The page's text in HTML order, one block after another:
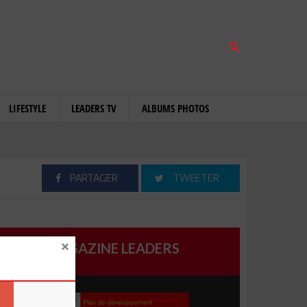
LIFESTYLE LEADERS TV ALBUMS PHOTOS
PARTAGER TWEETER
MAGAZINE LEADERS